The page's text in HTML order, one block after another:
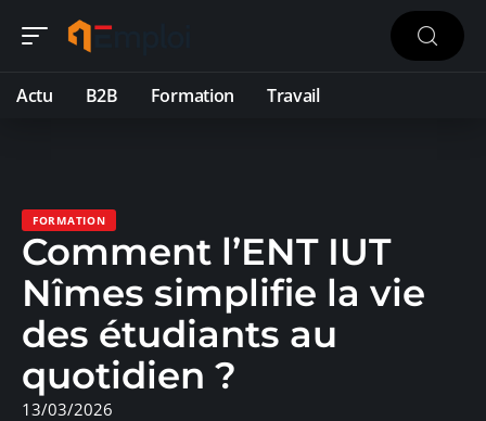
Actu B2B Formation Travail
FORMATION
Comment l’ENT IUT
Nîmes simplifie la vie
des étudiants au
quotidien ?
13/03/2026